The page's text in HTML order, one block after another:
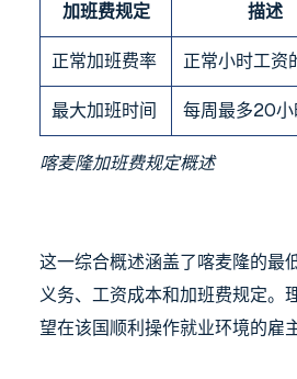
加班费规定 描述
正常加班费率 正常小时工资
最大加班时间 每周最多20小
喀麦隆加班费规定概述
这一综合概述涵盖了喀麦隆的最
义务、工资成本和加班费规定。
望在该国顺利操作就业环境的雇